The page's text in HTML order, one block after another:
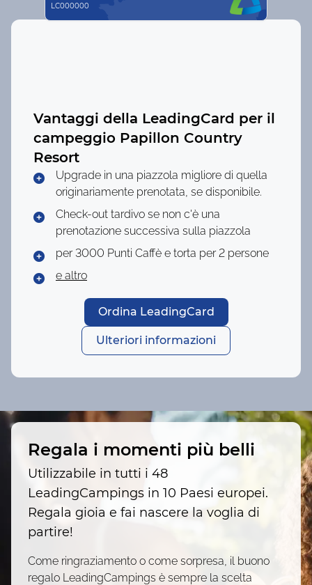
Vantaggi della LeadingCard per il
campeggio Papillon Country
Resort
Upgrade in una piazzola migliore di quella
originariamente prenotata, se disponibile.
Check-out tardivo se non c'è una
prenotazione successiva sulla piazzola
per 3000 Punti Caffè e torta per 2 persone
e altro
Ordina LeadingCard
Ulteriori informazioni
LC000000
Regala i momenti più belli
Utilizzabile in tutti i 48
LeadingCampings in 10 Paesi europei.
Regala gioia e fai nascere la voglia di
partire!
Come ringraziamento o come sorpresa, il buono
regalo LeadingCampings è sempre la scelta